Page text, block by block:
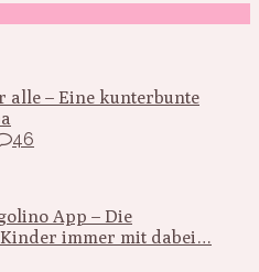
alle – Eine kunterbunte
46
App – Die
immer mit dabei…